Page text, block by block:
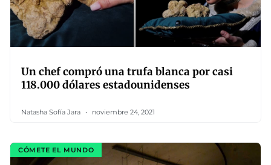
Un chef compró una trufa blanca por casi
118.000 dólares estadounidenses
Natasha Sofía Jara noviembre 24, 2021
CÓMETE EL MUNDO